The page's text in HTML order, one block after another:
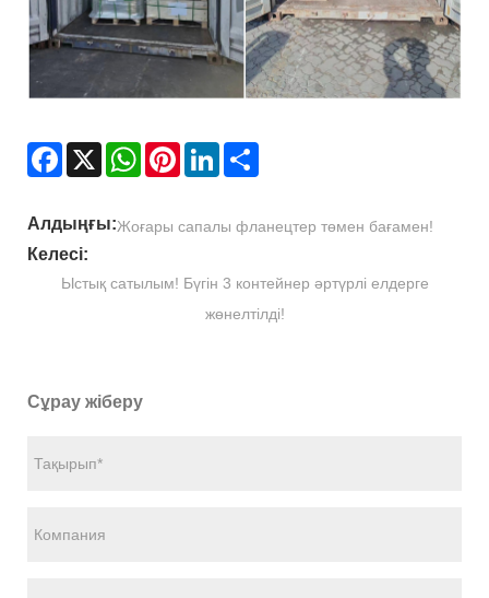
Facebook
X WhatsAppPinterestLinkedIn
Алдыңғы:Жоғары сапалы фланецтер төмен бағамен!
Келесі:
Ыстық сатылым! Бүгін 3 контейнер әртүрлі елдерге
жөнелтілді!
Сұрау жіберу